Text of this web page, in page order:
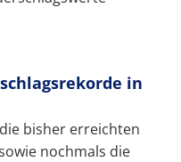
in
bisher erreichten
nochmals die